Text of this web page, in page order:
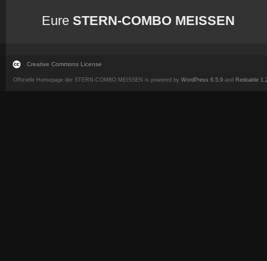
Eure STERN-COMBO MEISSEN
Creative Commons License
Offizielle Homepage der STERN-COMBO MEISSEN is powered by WordPress 6.5.9 and Redoable